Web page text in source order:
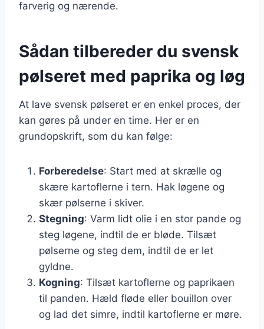
farverig og nærende.
Sådan tilbereder du svensk
pølseret med paprika og løg
At lave svensk pølseret er en enkel proces, der
kan gøres på under en time. Her er en
grundopskrift, som du kan følge:
Forberedelse: Start med at skrælle og
skære kartoflerne i tern. Hak løgene og
skær pølserne i skiver.
Stegning: Varm lidt olie i en stor pande og
steg løgene, indtil de er bløde. Tilsæt
pølserne og steg dem, indtil de er let
gyldne.
Kogning: Tilsæt kartoflerne og paprikaen
til panden. Hæld fløde eller bouillon over
og lad det simre, indtil kartoflerne er møre.